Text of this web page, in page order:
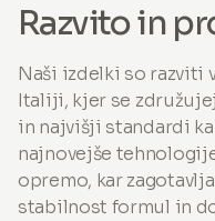
Razvito in
Naši izdelki so razviti
Italiji, kjer se
in najvišji standardi
najnovejše
opremo, kar
stabilnost formul in